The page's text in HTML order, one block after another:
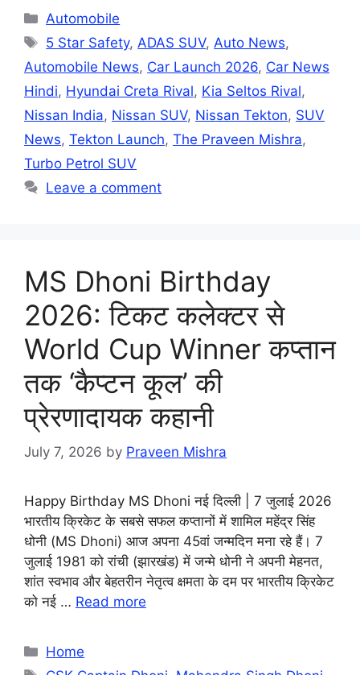
Categories
Automobile
Tags
5 Star Safety, ADAS SUV, Auto News,
Automobile News, Car Launch 2026, Car News
Hindi, Hyundai Creta Rival, Kia Seltos Rival,
Nissan India, Nissan SUV, Nissan Tekton, SUV
News, Tekton Launch, The Praveen Mishra,
Turbo Petrol SUV
Leave a comment
MS Dhoni Birthday
2026: टिकट कलेक्टर से
World Cup Winner कप्तान
तक ‘कैप्टन कूल’ की
प्रेरणादायक कहानी
July 7, 2026 by Praveen Mishra
Happy Birthday MS Dhoni नई दिल्ली | 7 जुलाई 2026
भारतीय क्रिकेट के सबसे सफल कप्तानों में शामिल महेंद्र सिंह
धोनी (MS Dhoni) आज अपना 45वां जन्मदिन मना रहे हैं। 7
जुलाई 1981 को रांची (झारखंड) में जन्मे धोनी ने अपनी मेहनत,
शांत स्वभाव और बेहतरीन नेतृत्व क्षमता के दम पर भारतीय क्रिकेट
को नई … Read more
Categories
Home